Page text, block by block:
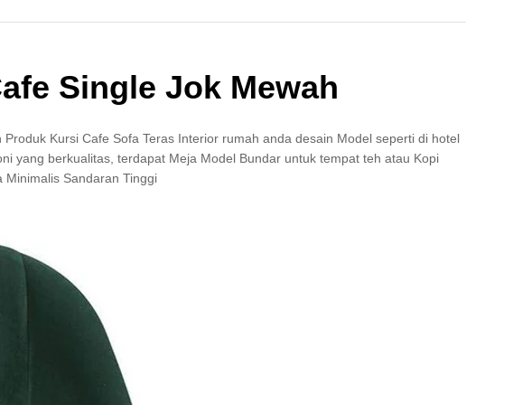
Single Jok Mewah
Produk Kursi Cafe Sofa Teras Interior rumah anda desain Model seperti di hotel
yang berkualitas, terdapat Meja Model Bundar untuk tempat teh atau Kopi
Sandaran Tinggi